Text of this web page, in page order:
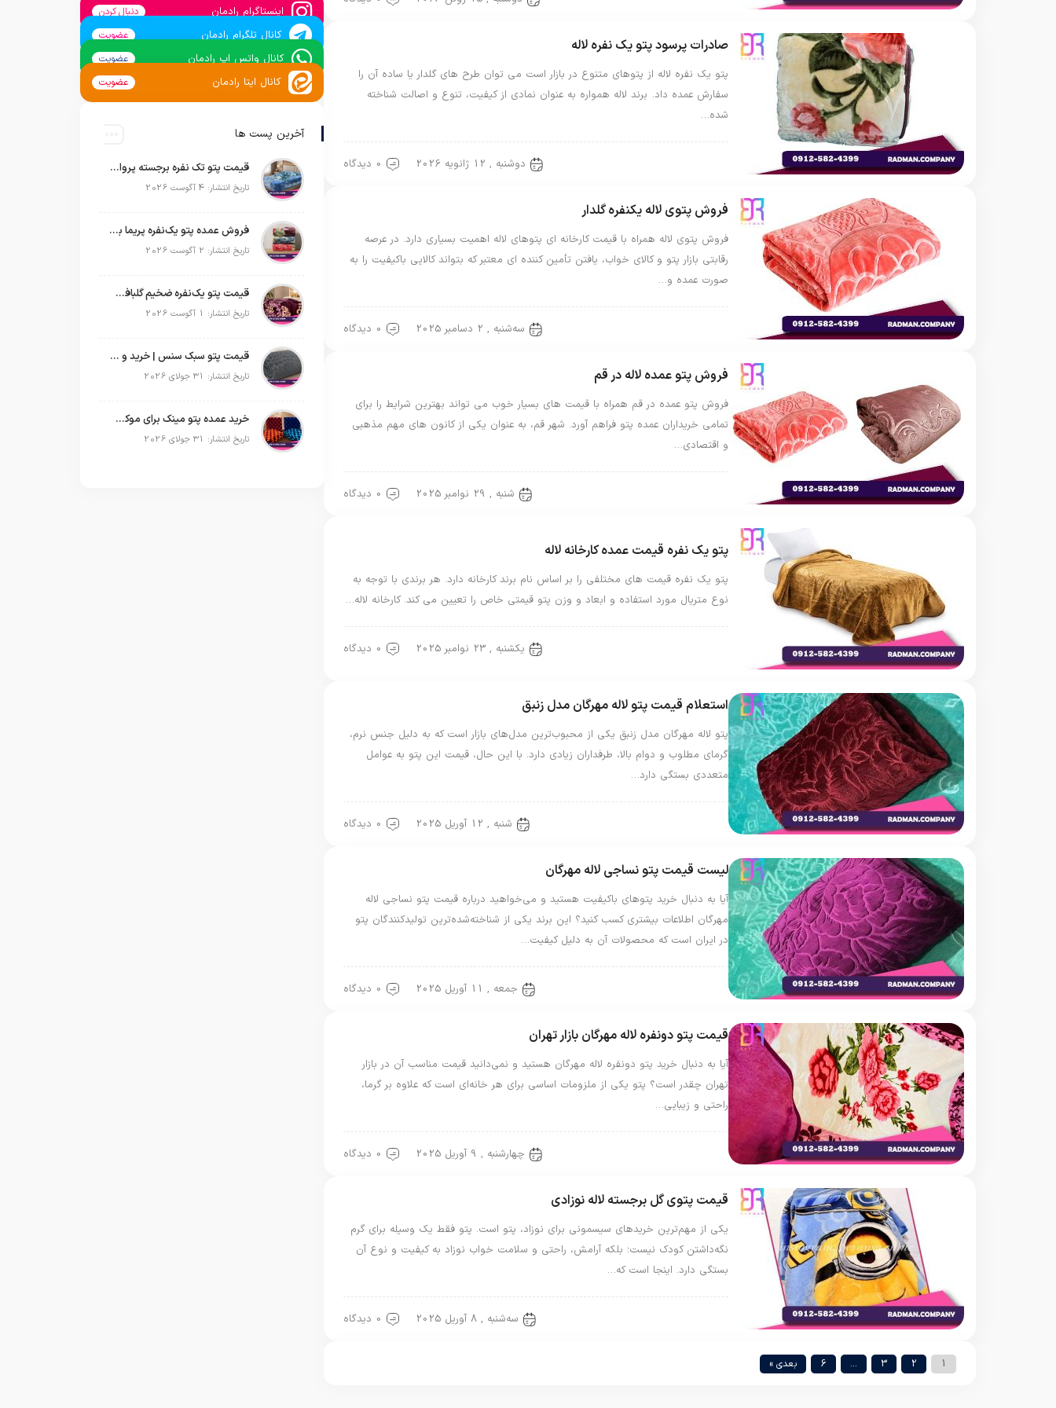
صادرات پرسود پتو یک نفره لاله
پتو یک نفره لاله از پتوهای متنوع در بازار است می توان طرح های گلدار یا ساده آن را
سفارش عمده داد. برند لاله همواره به عنوان نمادی از کیفیت، تنوع و اصالت شناخته
شده…
دوشنبه , 12 ژانویه 2026 0 دیدگاه
فروش پتوی لاله یکنفره گلدار
فروش پتوی لاله همراه با قیمت کارخانه ای پتوهای لاله اهمیت بسیاری دارد. در عرصه
رقابتی بازار پتو و کالای خواب، یافتن تأمین کننده ای معتبر که بتواند کالایی باکیفیت را به
صورت عمده و…
سه‌شنبه , 2 دسامبر 2025 0 دیدگاه
فروش پتو عمده لاله در قم
فروش پتو عمده در قم همراه با قیمت های بسیار خوب می تواند بهترین شرایط را برای
تمامی خریداران عمده پتو فراهم آورد. شهر قم، به عنوان یکی از کانون های مهم مذهبی
و اقتصادی…
شنبه , 29 نوامبر 2025 0 دیدگاه
پتو یک نفره قیمت عمده کارخانه لاله
پتو یک نفره قیمت های مختلفی را بر اساس نام برند کارخانه دارد. هر برندی با توجه به
نوع متریال مورد استفاده و ابعاد و وزن پتو قیمتی خاص را تعیین می کند. کارخانه لاله…
یکشنبه , 23 نوامبر 2025 0 دیدگاه
استعلام قیمت پتو لاله مهرگان مدل زنبق
پتو لاله مهرگان مدل زنبق یکی از محبوب‌ترین مدل‌های بازار است که به دلیل جنس نرم،
گرمای مطلوب و دوام بالا، طرفداران زیادی دارد. با این حال، قیمت این پتو به عوامل
متعددی بستگی دارد…
شنبه , 12 آوریل 2025 0 دیدگاه
لیست قیمت پتو نساجی لاله مهرگان
آیا به دنبال خرید پتوهای باکیفیت هستید و می‌خواهید درباره قیمت پتو نساجی لاله
مهرگان اطلاعات بیشتری کسب کنید؟ این برند یکی از شناخته‌شده‌ترین تولیدکنندگان پتو
در ایران است که محصولات آن به دلیل کیفیت…
جمعه , 11 آوریل 2025 0 دیدگاه
قیمت پتو دونفره لاله مهرگان بازار تهران
آیا به دنبال خرید پتو دونفره لاله مهرگان هستید و نمی‌دانید قیمت مناسب آن در بازار
تهران چقدر است؟ پتو یکی از ملزومات اساسی برای هر خانه‌ای است که علاوه بر گرما،
راحتی و زیبایی…
چهارشنبه , 9 آوریل 2025 0 دیدگاه
قیمت پتوی گل برجسته لاله نوزادی
یکی از مهم‌ترین خریدهای سیسمونی برای نوزاد، پتو است. پتو فقط یک وسیله برای گرم
نگه‌داشتن کودک نیست؛ بلکه آرامش، راحتی و سلامت خواب نوزاد به کیفیت و نوع آن
بستگی دارد. اینجا است که…
سه‌شنبه , 8 آوریل 2025 0 دیدگاه
1
2
3
…
6 بعدی »
اینستاگرام رادمان دنبال کردن
کانال تلگرام رادمان عضویت
کانال واتس اپ رادمان عضویت
کانال ایتا رادمان عضویت
آخرین پست ها
قیمت پتو تک نفره برجسته پروانه | خرید عمده مستقیم با بهترین قیمت بازار
تاریخ انتشار: 4 آگوست 2026
فروش عمده پتو یک‌نفره پریما با قیمت تولیدی و ارسال به سراسر کشور
تاریخ انتشار: 2 آگوست 2026
قیمت پتو یک‌نفره ضخیم گلبافت | خرید عمده مستقیم با بهترین قیمت
تاریخ انتشار: 1 آگوست 2026
قیمت پتو سبک سنس | خرید و پخش عمده پتو مسافرتی Sense
تاریخ انتشار: 31 جولای 2026
خرید عمده پتو مینک برای موکب‌های اربعین | قیمت مناسب و ارسال سریع
تاریخ انتشار: 31 جولای 2026